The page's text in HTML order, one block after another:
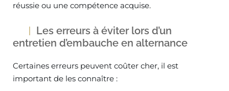
réussie ou une compétence acquise.
Les erreurs à éviter lors d’un
entretien d’embauche en alternance
Certaines erreurs peuvent coûter cher, il est
important de les connaître :